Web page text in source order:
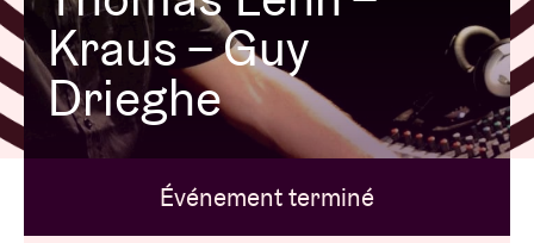
AB ❤ you
Location de salles
Kraus – Guy
Drieghe
Événement terminé